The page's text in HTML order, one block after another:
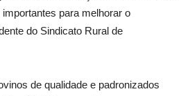
para melhorar o
do Sindicato Rural de
de qualidade e padronizados